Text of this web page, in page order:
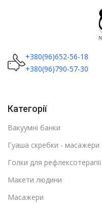
+380(96)652-56-18
+380(96)790-57-30
Категорії
Вакуумні банки
Гуаша скребки - масажери
Голки для рефлексотерапії
Макети людини
Масажери